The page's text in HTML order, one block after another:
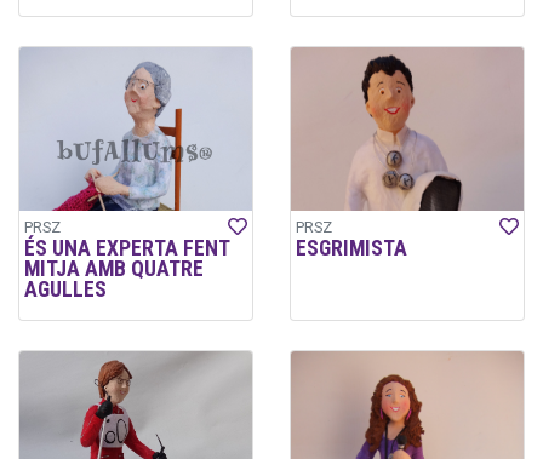
PRSZ
ÉS UNA EXPERTA FENT
MITJA AMB QUATRE
AGULLES
PRSZ
ESGRIMISTA